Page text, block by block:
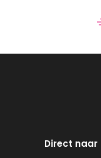
Direct naar